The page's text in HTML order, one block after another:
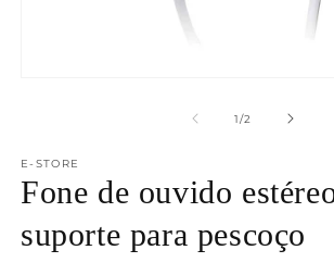
modal
1/de
2
E-STORE
Fone de ouvido
suporte para pescoço